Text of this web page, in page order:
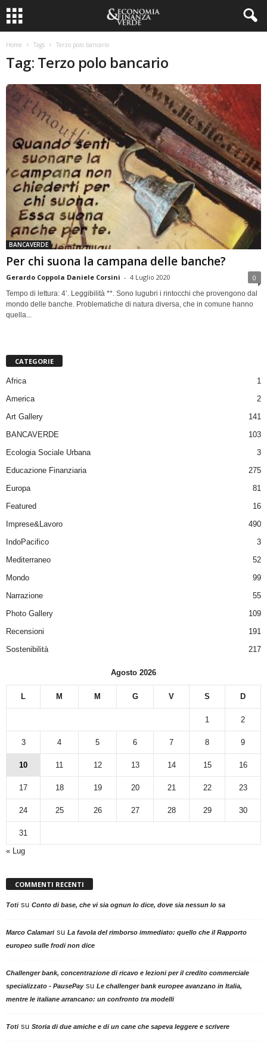
Home Tags Terzo polo bancario
Tag: Terzo polo bancario
BANCAVERDE
Per chi suona la campana delle banche?
Gerardo Coppola Daniele Corsini - 4 Luglio 2020 0
Tempo di lettura: 4’. Leggibilità **. Sono lugubri i rintocchi che provengono dal
mondo delle banche. Problematiche di natura diversa, che in comune hanno
quella...
CATEGORIE
Africa
1
America
2
Art Gallery
141
BANCAVERDE
103
Ecologia Sociale Urbana
3
Educazione Finanziaria
275
Europa
81
Featured
16
Imprese&Lavoro
490
IndoPacifico
3
Mediterraneo
52
Mondo
99
Narrazione
55
Photo Gallery
109
Recensioni
191
Sostenibilità
217
Agosto 2026
L M M G V S D
1 2
3 4 5 6 7 8 9
10 11 12 13 14 15 16
17 18 19 20 21 22 23
24 25 26 27 28 29 30
31
« Lug
COMMENTI RECENTI
Totisu Conto di base, che vi sia ognun lo dice, dove sia nessun lo sa
Marco Calamarisu La favola del rimborso immediato: quello che il Rapporto
europeo sulle frodi non dice
Challenger bank, concentrazione di ricavo e lezioni per il credito commerciale
specializzato - PausePaysu Le challenger bank europee avanzano in Italia,
mentre le italiane arrancano: un confronto tra modelli
Totisu Storia di due amiche e di un cane che sapeva leggere e scrivere